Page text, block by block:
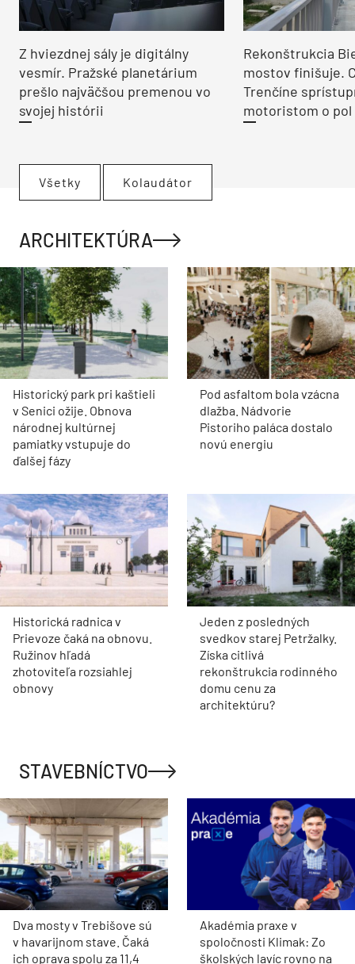
Z hviezdnej sály je digitálny
vesmír. Pražské planetárium
prešlo najväčšou premenou vo
svojej histórii
Rekonštrukcia
mostov finišuje.
Trenčíne
motoristom o pol
Všetky Kolaudátor
ARCHITEKTÚRA
Historický park pri kaštieli
v Senici ožije. Obnova
národnej kultúrnej
pamiatky vstupuje do
ďalšej fázy
Pod asfaltom bola vzácna
dlažba. Nádvorie
Pistoriho paláca dostalo
novú energiu
Historická radnica v
Prievoze čaká na obnovu.
Ružinov hľadá
zhotoviteľa rozsiahlej
obnovy
Jeden z posledných
svedkov starej Petržalky.
Získa citlivá
rekonštrukcia rodinného
domu cenu za
architektúru?
STAVEBNÍCTVO
Dva mosty v Trebišove sú
v havarijnom stave. Čaká
ich oprava spolu za 11,4
Akadémia praxe v
spoločnosti Klimak: Zo
školských lavíc rovno na